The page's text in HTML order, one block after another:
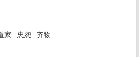
家 忠恕 齐物